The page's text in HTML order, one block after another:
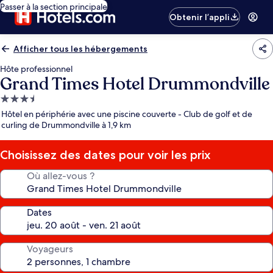
Passer à la section principale
Obtenir l’appli
Afficher tous les hébergements
Hôte professionnel
Grand Times Hotel Drummondville
Hébergement
3.5 étoiles
Hôtel en périphérie avec une piscine couverte - Club de golf et de
curling de Drummondville à 1,9 km
Choisissez des dates pour voir les prix
Où allez-vous ?
Dates
Voyageurs